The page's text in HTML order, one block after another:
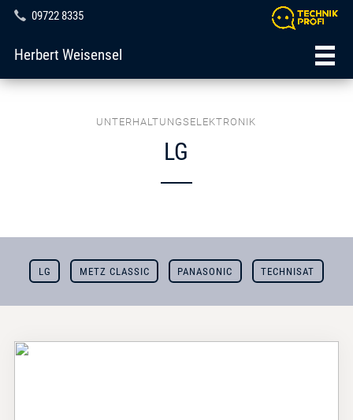
09722 8335
Herbert Weisensel
UNTERHALTUNGSELEKTRONIK
LG
LG METZ CLASSIC PANASONIC TECHNISAT